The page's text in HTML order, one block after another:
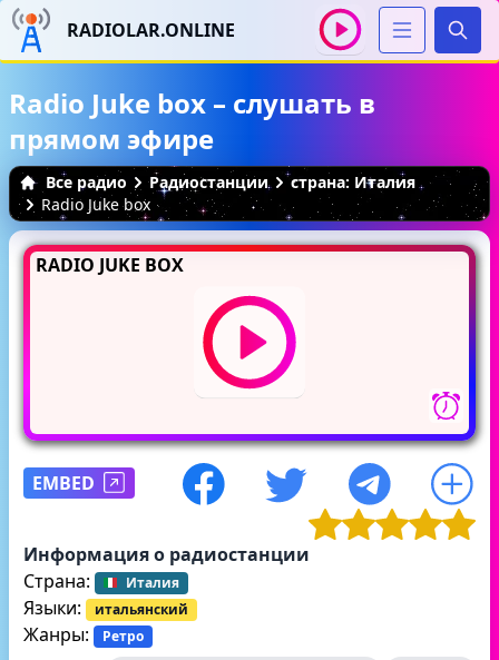
RADIOLAR.ONLINE
Radio Juke box – слушать в
прямом эфире
Все радио Радиостанции
страна: Италия
Radio Juke box
RADIO JUKE BOX
EMBED
Информация о радиостанции
Страна:
Италия
Языки: итальянский
Жанры: Ретро